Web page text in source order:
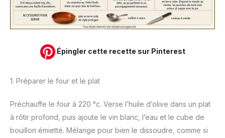
Épingler cette recette sur Pinterest
1. Préparer le four et le plat
Préchauffe le four à 220 °c. Verse l’huile d’olive dans un plat
à rôtir profond, puis ajoute le vin blanc, l’eau et le cube de
bouillon émietté. Mélange pour bien le dissoudre, comme si